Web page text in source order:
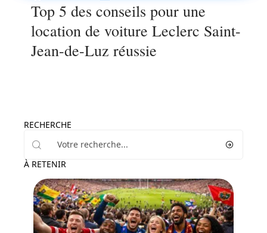
Top 5 des conseils pour une
location de voiture Leclerc Saint-
Jean-de-Luz réussie
RECHERCHE
À RETENIR